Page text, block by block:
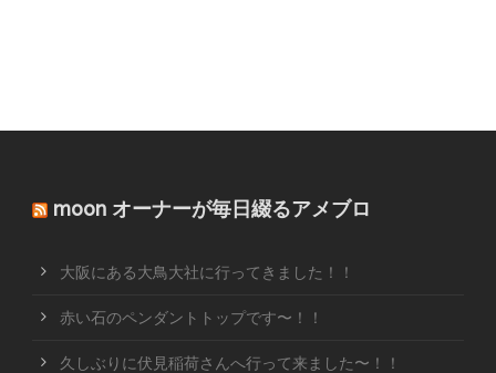
moon オーナーが毎日綴るアメブロ
大阪にある大鳥大社に行ってきました！！
赤い石のペンダントトップです〜！！
久しぶりに伏見稲荷さんへ行って来ました〜！！